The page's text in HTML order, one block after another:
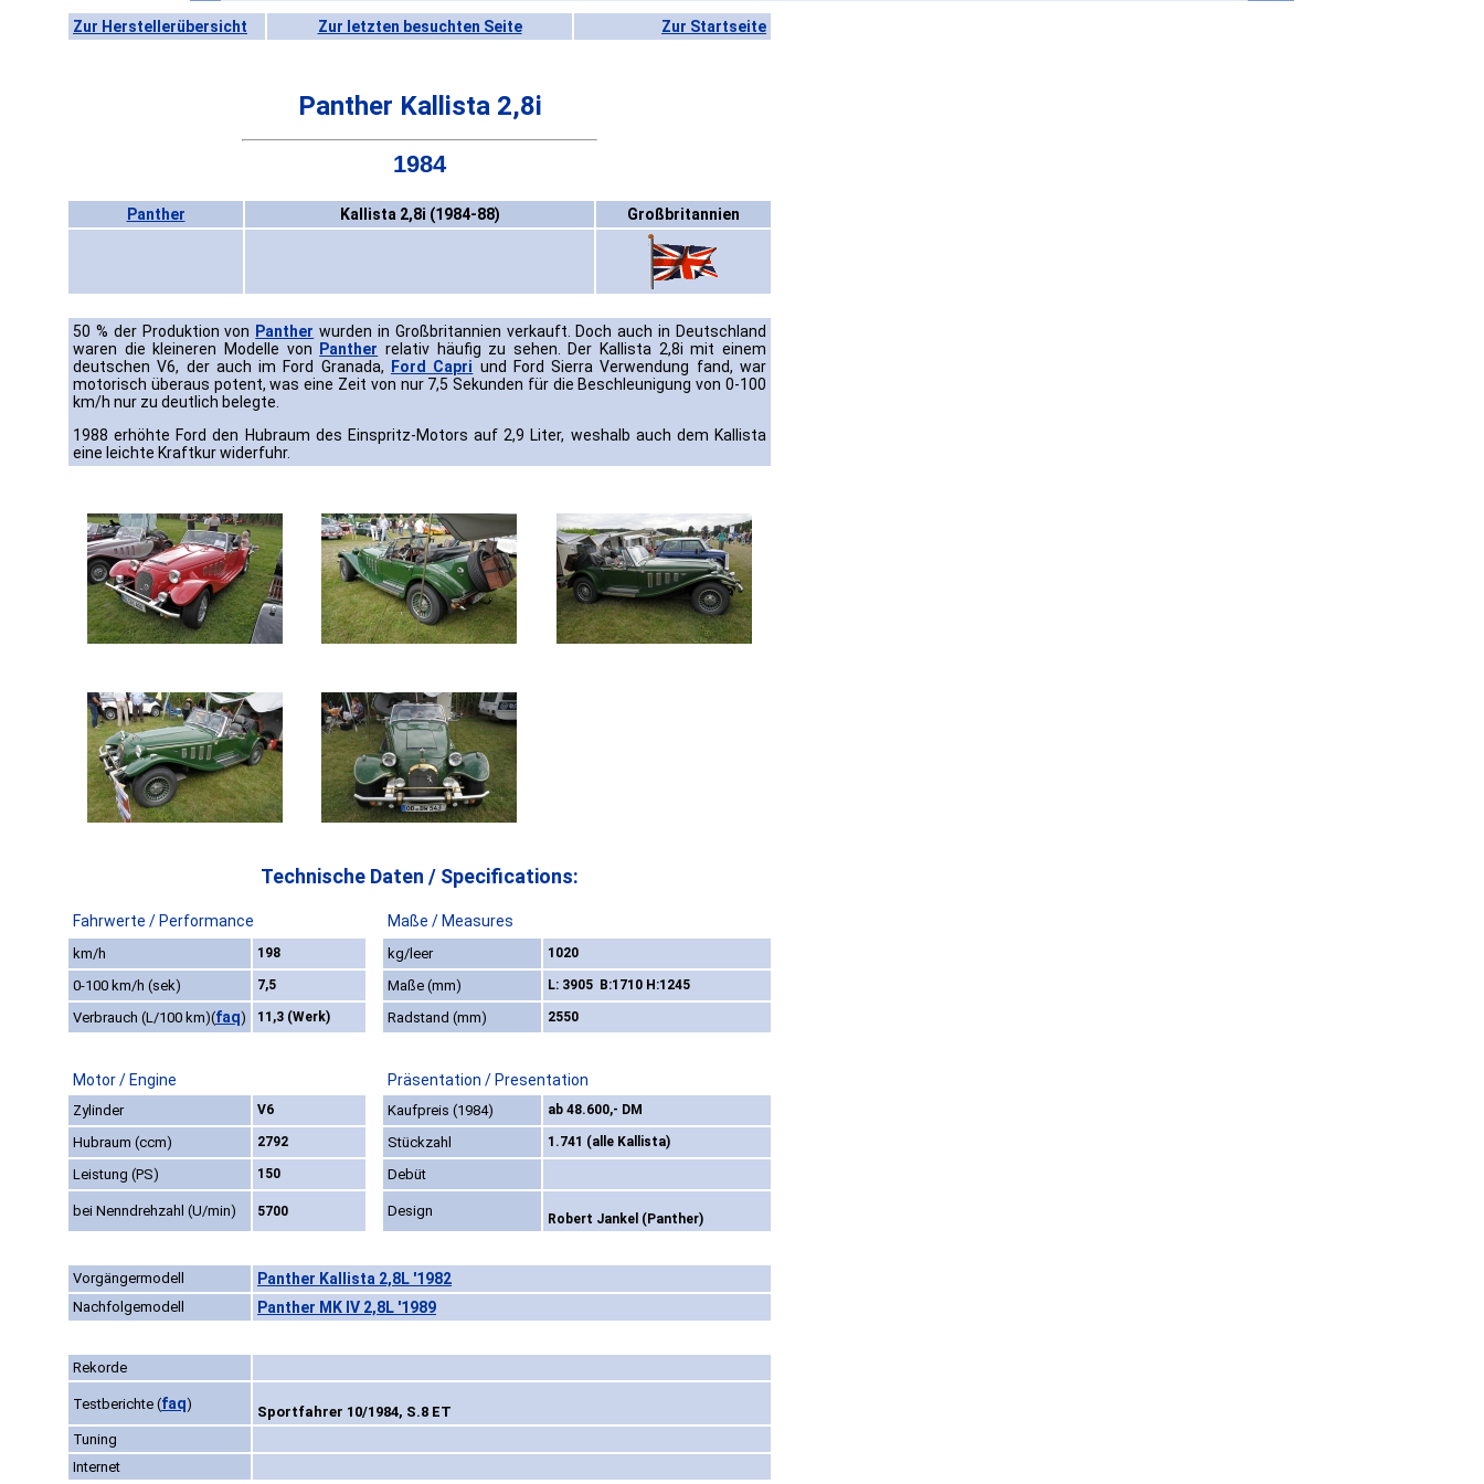
Zur Herstellerübersicht Zur letzten besuchten Seite Zur Startseite
Panther Kallista 2,8i
1984
Panther Kallista 2,8i (1984-88) Großbritannien
50 % der Produktion von Panther wurden in Großbritannien verkauft. Doch auch in Deutschland
waren die kleineren Modelle von
Panther relativ häufig zu sehen. Der Kallista 2,8i mit einem
deutschen V6, der auch im Ford Granada,
Ford Capri und Ford Sierra Verwendung fand, war
motorisch überaus potent, was eine Zeit von nur 7,5 Sekunden für die Beschleunigung von 0-100
km/h nur zu deutlich belegte.
1988 erhöhte Ford den Hubraum des Einspritz-Motors auf 2,9 Liter, weshalb auch dem Kallista
eine leichte Kraftkur widerfuhr.
Technische Daten / Specifications:
Fahrwerte / Performance Maße / Measures
km/h 198 kg/leer 1020
0-100 km/h (sek) 7,5 Maße (mm) L: 3905 B:1710 H:1245
Verbrauch (L/100 km)(faq) 11,3 (Werk) Radstand (mm) 2550
Motor / Engine Präsentation / Presentation
Zylinder V6 Kaufpreis (1984) ab 48.600,- DM
Hubraum (ccm) 2792 Stückzahl 1.741 (alle Kallista)
Leistung (PS) 150 Debüt
bei Nenndrehzahl (U/min) 5700 Design Robert Jankel (Panther)
Vorgängermodell Panther Kallista 2,8L '1982
Nachfolgemodell Panther MK IV 2,8L '1989
Rekorde
Testberichte (faq)
Sportfahrer 10/1984, S.8 ET
Tuning
Internet